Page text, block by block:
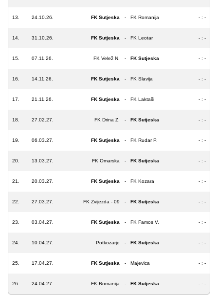
13. 24.10.26. FK Sutjeska - FK Romanija - : -
14. 31.10.26. FK Sutjeska - FK Leotar - : -
15. 07.11.26. FK Velež N. - FK Sutjeska - : -
16. 14.11.26. FK Sutjeska - FK Slavija - : -
17. 21.11.26. FK Sutjeska - FK Laktaši - : -
18. 27.02.27. FK Drina Z. - FK Sutjeska - : -
19. 06.03.27. FK Sutjeska - FK Rudar P. - : -
20. 13.03.27. FK Omarska - FK Sutjeska - : -
21. 20.03.27. FK Sutjeska - FK Kozara - : -
22. 27.03.27. FK Zvijezda - 09 - FK Sutjeska - : -
23. 03.04.27. FK Sutjeska - FK Famos V. - : -
24. 10.04.27. Potkozarje - FK Sutjeska - : -
25. 17.04.27. FK Sutjeska - Majevica - : -
26. 24.04.27. FK Romanija - FK Sutjeska - : -